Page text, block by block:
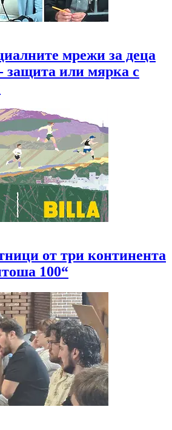
мрежи за деца
защита или мярка с
от три континента
100“